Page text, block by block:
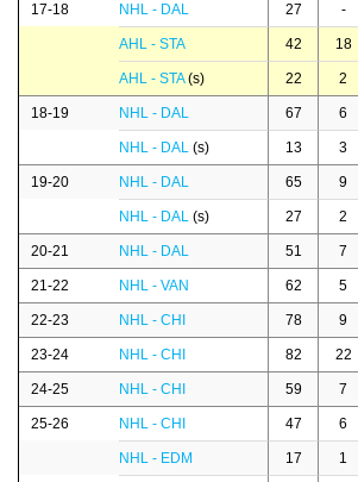
17-18 NHL - DAL 27 -
AHL - STA 42 18
AHL - STA(s) 22 2
18-19 NHL - DAL 67 6
NHL - DAL (s) 13 3
19-20 NHL - DAL 65 9
NHL - DAL (s) 27 2
20-21 NHL - DAL 51 7
21-22 NHL - VAN 62 5
22-23 NHL - CHI 78 9
23-24 NHL - CHI 82 22
24-25 NHL - CHI 59 7
25-26 NHL - CHI 47 6
NHL - EDM 17 1